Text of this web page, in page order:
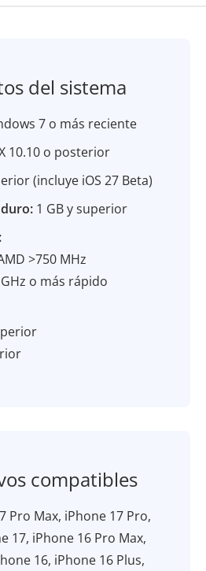
del sistema
7 o más reciente
10.10 o posterior
(incluye iOS 27 Beta)
1 GB y superior
>750 MHz
o más rápido
compatibles
Pro Max, iPhone 17 Pro,
17, iPhone 16 Pro Max,
16, iPhone 16 Plus,